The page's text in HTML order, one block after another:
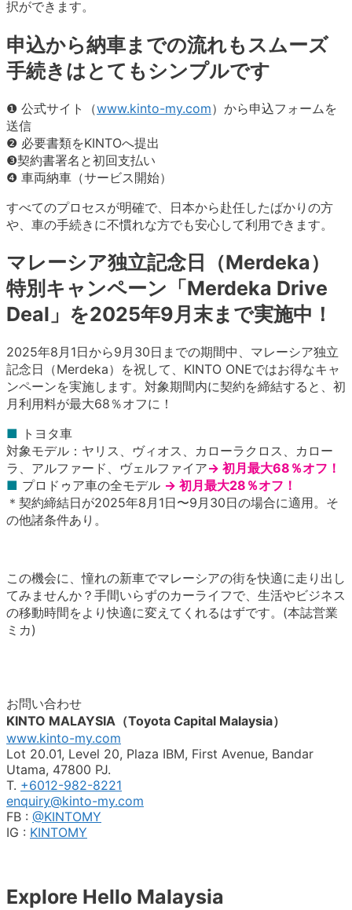
択ができます。
申込から納車までの流れもスムーズ
手続きはとてもシンプルです
❶ 公式サイト（www.kinto-my.com）から申込フォームを
送信
❷ 必要書類をKINTOへ提出
❸契約書署名と初回支払い
❹ 車両納車（サービス開始）
すべてのプロセスが明確で、日本から赴任したばかりの方
や、車の手続きに不慣れな方でも安心して利用できます。
マレーシア独立記念日（Merdeka）
特別キャンペーン「Merdeka Drive
Deal」を2025年9月末まで実施中！
2025年8月1日から9月30日までの期間中、マレーシア独立
記念日（Merdeka）を祝して、KINTO ONEではお得なキャ
ンペーンを実施します。対象期間内に契約を締結すると、初
月利用料が最大68％オフに！
■ トヨタ車
対象モデル：ヤリス、ヴィオス、カローラクロス、カロー
ラ、アルファード、ヴェルファイア→ 初月最大68％オフ！
■ プロドゥア車の全モデル → 初月最大28％オフ！
＊契約締結日が2025年8月1日〜9月30日の場合に適用。そ
の他諸条件あり。
この機会に、憧れの新車でマレーシアの街を快適に走り出し
てみませんか？手間いらずのカーライフで、生活やビジネス
の移動時間をより快適に変えてくれるはずです。(本誌営業
ミカ)
お問い合わせ
KINTO MALAYSIA（Toyota Capital Malaysia）
www.kinto-my.com
Lot 20.01, Level 20, Plaza IBM, First Avenue, Bandar
Utama, 47800 PJ.
T. +6012-982-8221
enquiry@kinto-my.com
FB : @KINTOMY
IG : KINTOMY
Explore Hello Malaysia